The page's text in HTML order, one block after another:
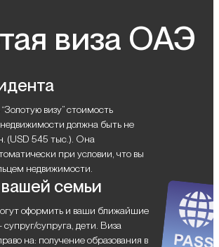
виза ОАЭ
визу” стоимость
должна быть не
(USD 545 тыс.). Она
при условии, что вы
недвижимости.
семьи
оформить и ваши ближайшие
супруга, дети. Виза
на: получение образования в